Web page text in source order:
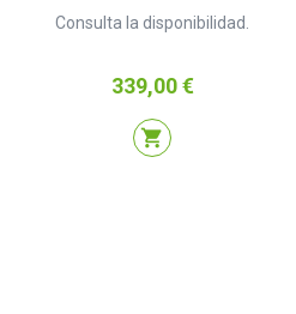
Consulta la disponibilidad.
Precio
339,00 €
shopping_cart